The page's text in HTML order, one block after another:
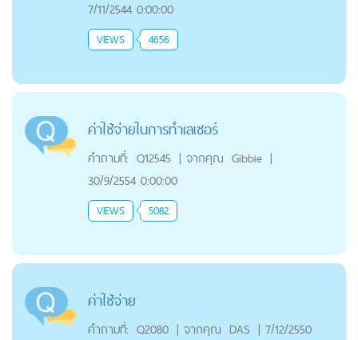
7/11/2544 0:00:00
VIEWS 4656
ค่าใช้จ่ายในการทำเลเซอร์
คำถามที่: Q12545 | จากคุณ Gibbie |
30/9/2554 0:00:00
VIEWS 5082
ค่าใช้จ่าย
คำถามที่: Q2080 | จากคุณ DAS | 7/12/2550